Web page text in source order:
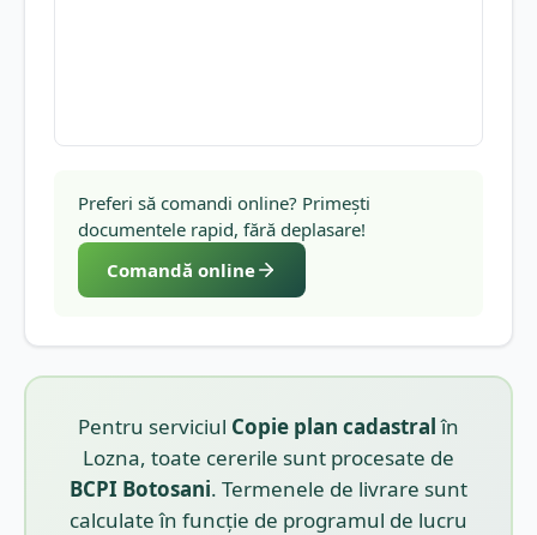
Preferi să comandi online? Primești
documentele rapid, fără deplasare!
Comandă online
Pentru serviciul Copie plan cadastralîn
Lozna, toate cererile sunt procesate de
BCPI Botosani. Termenele de livrare sunt
calculate în funcție de programul de lucru